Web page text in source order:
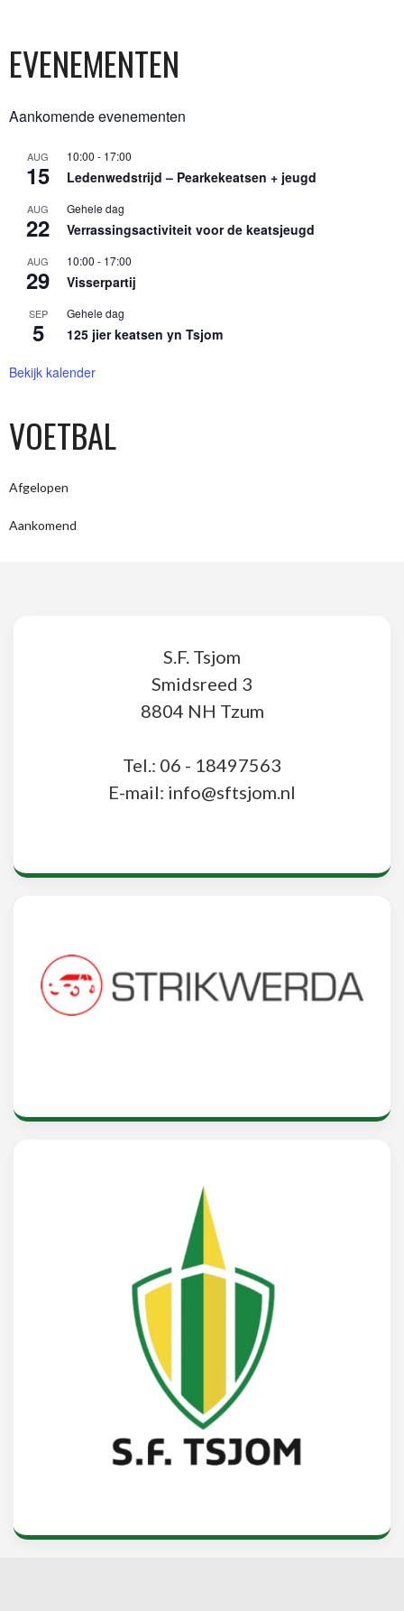
EVENEMENTEN
Aankomende evenementen
AUG
15
10:00 - 17:00
Ledenwedstrijd – Pearkekeatsen + jeugd
AUG
22
Gehele dag
Verrassingsactiviteit voor de keatsjeugd
AUG
29
10:00 - 17:00
Visserpartij
SEP
5
Gehele dag
125 jier keatsen yn Tsjom
Bekijk kalender
VOETBAL
Afgelopen
Aankomend
S.F. Tsjom
Smidsreed 3
8804 NH Tzum
Tel.: 06 - 18497563
E-mail: info@sftsjom.nl